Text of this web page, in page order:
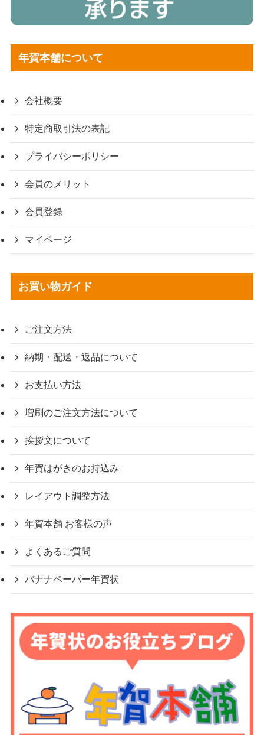
年賀本舗について
会社概要
特定商取引法の表記
プライバシーポリシー
会員のメリット
会員登録
マイページ
お買い物ガイド
ご注文方法
納期・配送・返品について
お支払い方法
増刷のご注文方法について
挨拶文について
年賀はがきのお持込み
レイアウト調整方法
年賀本舗 お客様の声
よくあるご質問
バナナペーパー年賀状